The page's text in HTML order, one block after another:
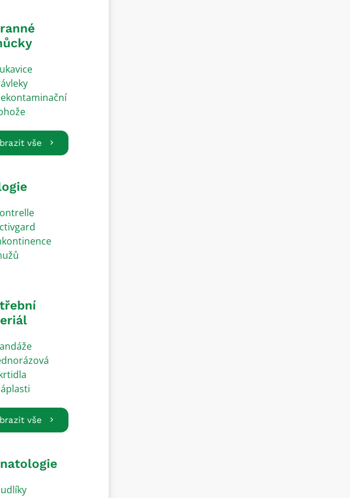
vše
vše